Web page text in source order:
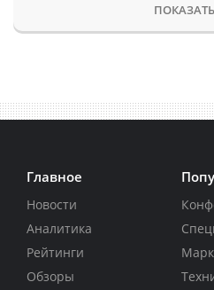
Главное
Новости
Аналитика
Рейтинги
Обзоры